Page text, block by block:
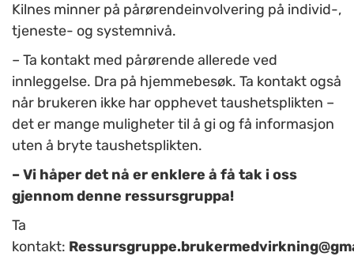
Kilnes minner på pårørendeinvolvering på individ-,
tjeneste- og systemnivå.
– Ta kontakt med pårørende allerede ved
innleggelse. Dra på hjemmebesøk. Ta kontakt også
når brukeren ikke har opphevet taushetsplikten –
det er mange muligheter til å gi og få informasjon
uten å bryte taushetsplikten.
–Vi håper det nå er enklere å få tak i oss
gjennom denne ressursgruppa!
Ta
kontakt: